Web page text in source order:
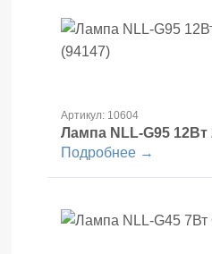
Артикул: 10604
Лампа NLL-G95 12Вт
Подробнее →